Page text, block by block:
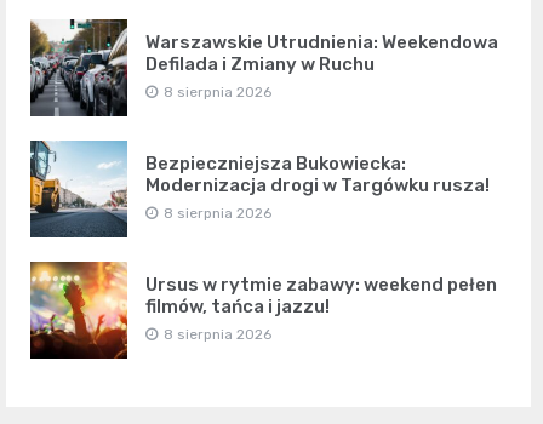
Warszawskie Utrudnienia: Weekendowa
Defilada i Zmiany w Ruchu
8 sierpnia 2026
Bezpieczniejsza Bukowiecka:
Modernizacja drogi w Targówku rusza!
8 sierpnia 2026
Ursus w rytmie zabawy: weekend pełen
filmów, tańca i jazzu!
8 sierpnia 2026